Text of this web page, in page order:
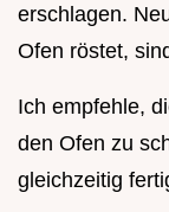
erschlagen.
Ofen röstet,
Ich empfehle,
den Ofen zu
gleichzeitig